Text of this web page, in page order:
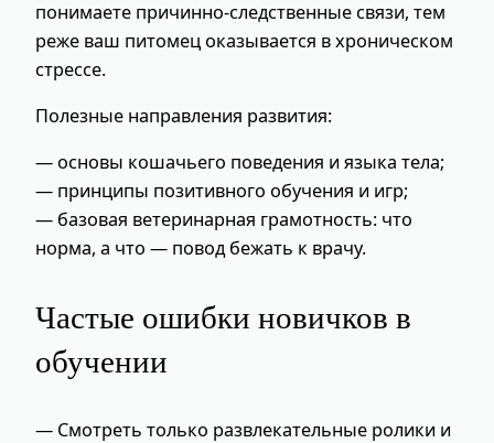
понимаете причинно-следственные связи, тем
реже ваш питомец оказывается в хроническом
стрессе.
Полезные направления развития:
— основы кошачьего поведения и языка тела;
— принципы позитивного обучения и игр;
— базовая ветеринарная грамотность: что
норма, а что — повод бежать к врачу.
Частые ошибки новичков в
обучении
— Смотреть только развлекательные ролики и